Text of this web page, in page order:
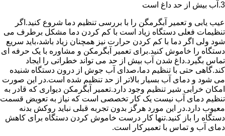
3.آب بیش از حد داغ است
عیب یابی و تعمیر آبگرمگن را با بررسی تنظیم دما شروع کنید.اگر
تنظیمات فعلی دستگاه زیاد است با کم کردن دما مشکل برطرف می
شود ولی اگر دما با کم کردن حرارت نیز همچنان زیاد باشد،باید سریع
دستگاه را خاموش کنید.برای تعمیر آبگرمکن و مشاوره با یک حرفه ای
تماس بگیرد.داغ شدن آب بیش از حد می تواند خطراتی را ایجاد
کند.گاهی حتی با تنظیم دما،صدای آب جوش از درون دستگاه شنیده
می شود و دمای آب بسیار بالاتر از حد تنظیم شده است.در این صورت
امکان خرابی شیر تنظیم وجود دارد.تعمیر آبگرمکن دیواری که قادر به
تنظیم دمای آب نیست یک کار تخصصی است که نیاز به تعویض قسمت
معیوب دارد.در این مورد هرگز بدون تجربه قبلی نباید روکش بدنه
دستگاه را باز کنید.تنها کار درست خاموش کردن دستگاه برای کاهش
دمای آب و تماس با تعمیرکار است.